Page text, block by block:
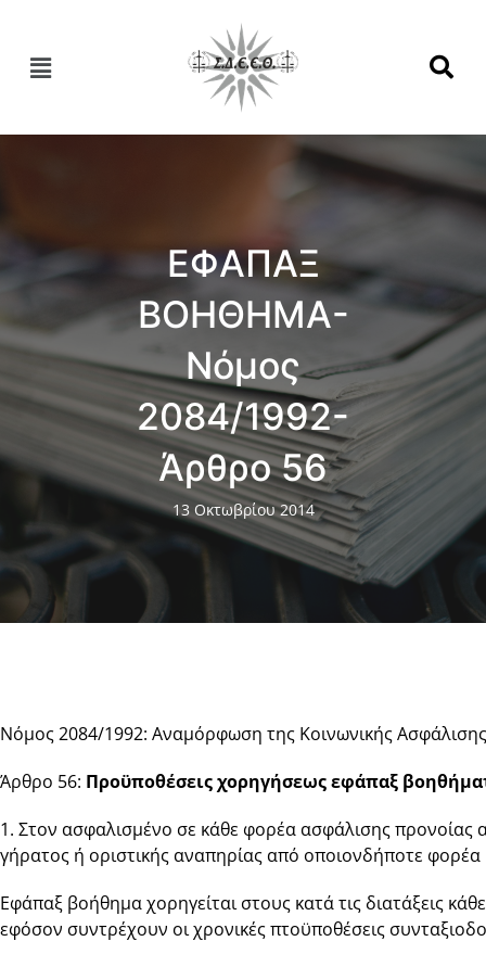
ΕΦΑΠΑΞ
ΒΟHΘΗΜΑ-
Νόμος
2084/1992-
Άρθρο 56
13 Οκτωβρίου 2014
Νόμος 2084/1992: Αναμόρφωση της Κοινωνικής Ασφάλισης
Άρθρο 56: Προϋποθέσεις χορηγήσεως εφάπαξ
1. Στον ασφαλισμένο σε κάθε φορέα ασφάλισης
γήρατος ή οριστικής αναπηρίας από οποιονδήποτε φορέα
Εφάπαξ βοήθημα χορηγείται στους κατά τις διατάξεις
εφόσον συντρέχουν οι χρονικές πτοϋποθέσεις